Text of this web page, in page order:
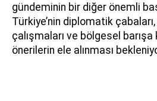
gündeminin bir diğer önemli
Türkiye’nin diplomatik
çalışmaları ve bölgesel
önerilerin ele alınması